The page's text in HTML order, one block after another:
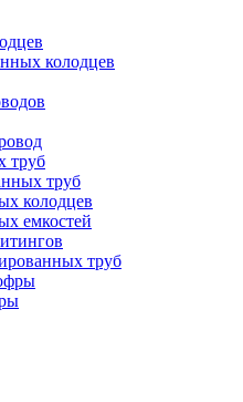
колодцев
труб
труб
колодцев
емкостей
труб